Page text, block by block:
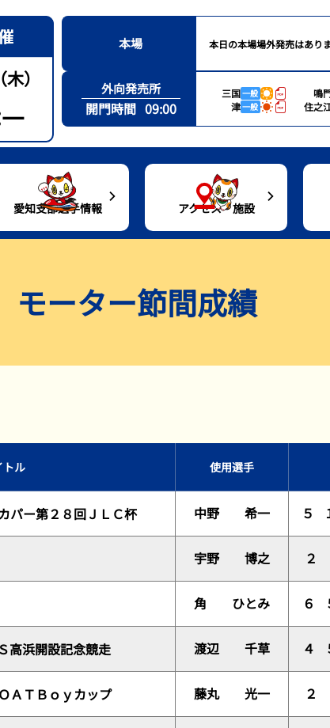
本場 本日の本場場外発売はあり
外向発売所
開門時間 09:00
三国一般 鳴
津一般 住之
）
シリーズインデックス
過去の結果一覧
水面特性・進入コース別情報
愛知支部選手情報
愛知支部選手月別優勝者一覧
アクセス・施設
グルメ案内
モーター節間成績
ル 使用選手
パー第２８回ＪＬＣ杯 中野 希一 ５
宇野 博之 ２
角 ひとみ ６
高浜開設記念競走 渡辺 千草 ４
ＡＴＢｏｙカップ 藤丸 光一 ２